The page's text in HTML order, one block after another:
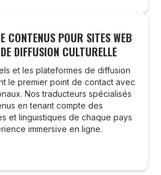
CONTENUS POUR SITES WEB
DIFFUSION CULTURELLE
et les plateformes de diffusion
le premier point de contact avec
Nos traducteurs spécialisés
en tenant compte des
et linguistiques de chaque pays
immersive en ligne.
POUR
QUALITÉ DES
DANS L’ART ET